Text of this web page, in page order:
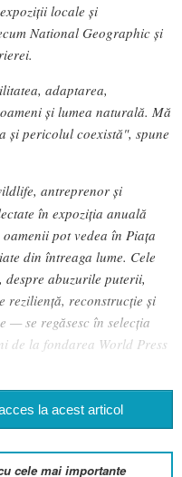
locale și
National Geographic și
adaptarea,
și lumea naturală. Mă
și pericolul coexistă", spune
antreprenor și
în expoziția anuală
pot vedea în Piața
din întreaga lume. Cele
abuzurile puterii,
reziliență, reconstrucție și
— se regăsesc în selecția
de la fondarea World Press
la acest articol
cele mai importante